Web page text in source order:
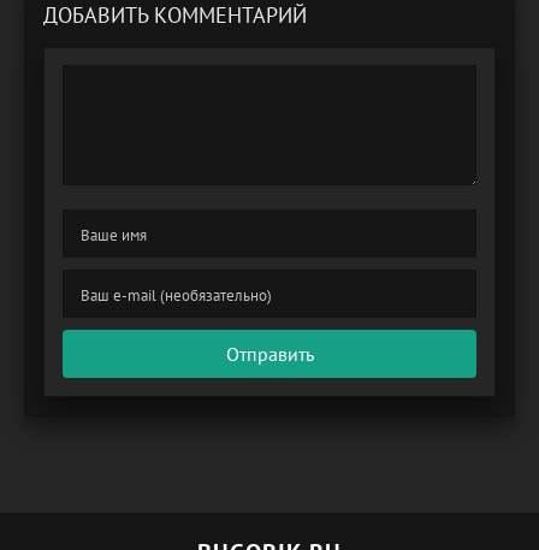
ДОБАВИТЬ КОММЕНТАРИЙ
Отправить